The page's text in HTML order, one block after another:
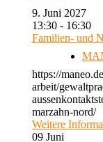
9. Juni 2027
13:30 - 16:30
Familien- und
https://
arbeit/
marzahn-nord/
Weitere
09 Juni